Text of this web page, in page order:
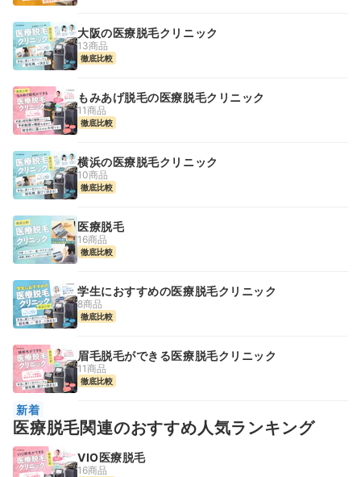
大阪の医療脱毛クリニック
13商品
徹底比較
もみあげ脱毛の医療脱毛クリニック
11商品
徹底比較
横浜の医療脱毛クリニック
10商品
徹底比較
医療脱毛
16商品
徹底比較
学生におすすめの医療脱毛クリニック
8商品
徹底比較
眉毛脱毛ができる医療脱毛クリニック
11商品
徹底比較
新着
医療脱毛関連のおすすめ人気ランキング
VIO医療脱毛
16商品